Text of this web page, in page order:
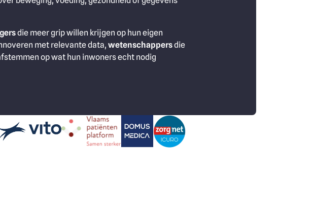
die meer grip willen krijgen op hun eigen
met relevante data, wetenschappersdie
op wat hun inwoners echt nodig